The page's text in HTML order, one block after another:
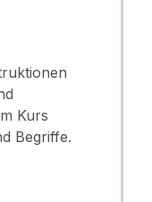
Kurs
Begriffe.